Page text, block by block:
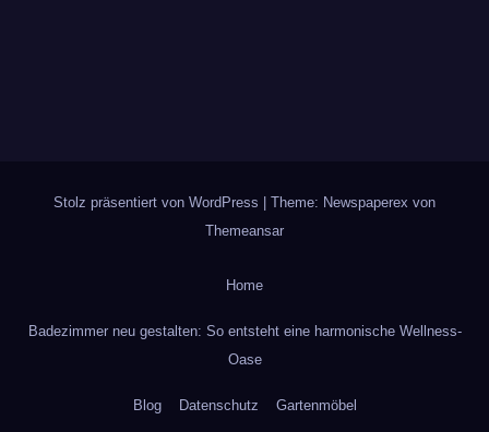
Stolz präsentiert von WordPress
Theme: Newspaperex von
Themeansar
Home
Badezimmer neu gestalten: So entsteht eine harmonische Wellness-
Oase
Blog Datenschutz Gartenmöbel